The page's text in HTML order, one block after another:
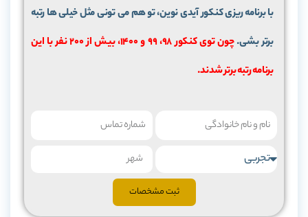
با برنامه ریزی کنکور آیدی نوین، تو هم می تونی مثل خیلی ها رتبه
برتر بشی.
چون توی کنکور 98، 99 و 1400، بیش از 200 نفر با این
برنامه رتبه برتر شدند.
ثبت مشخصات